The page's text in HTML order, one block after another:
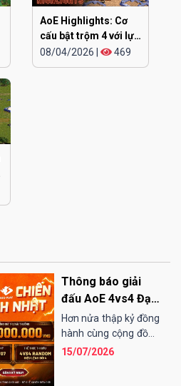
AoE Highlights: Cơ
cấu bật trộm 4 với lực
siêu khỏe
08/04/2026 469
Thông báo giải
đấu AoE 4vs4 Đại
Chiến Sinh Nhật
EGOPLAY
Hơn nửa thập kỷ đồng
hành cùng cộng đồng
AoE Việt Nam,
15/07/2026